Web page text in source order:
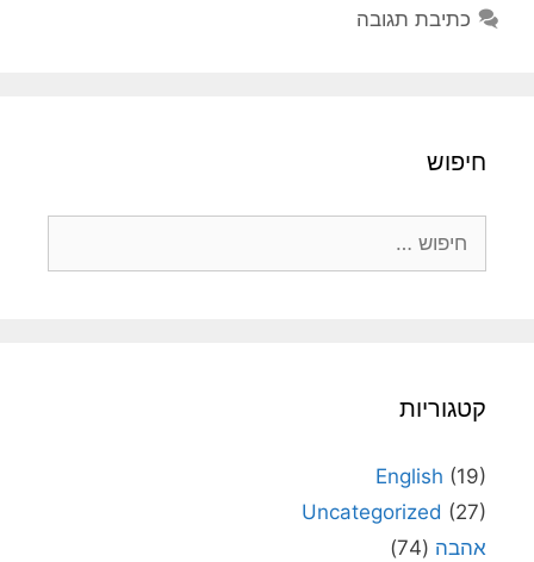
כתיבת תגובה
חיפוש
קטגוריות
English (19)
Uncategorized (27)
אהבה (74)